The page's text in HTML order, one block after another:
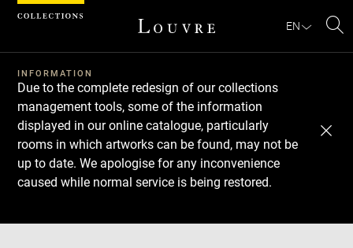
EN
INFORMATION
Due to the complete redesign of our collections
management tools, some of the information
displayed in our online catalogue, particularly
rooms in which artworks can be found, may not be
up to date. We apologise for any inconvenience
caused while normal service is being restored.
Download
Next
Previous
Cookies management panel